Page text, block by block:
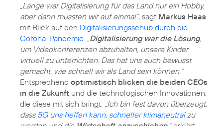
„Lange war Digitalisierung für das Land nur ein Hobby,
aber dann mussten wir auf einmal“, sagt Markus Haas
mit Blick auf den Digitalisierungsschub durch die
Corona-Pandemie. „Digitalisierung war die Lösung,
um Videokonferenzen abzuhalten, unsere Kinder
virtuell zu unterrichten. Das hat uns auch bewusst
gemacht, wie schnell wir als Land sein können.“
Entsprechend optimistisch blicken die beiden CEOs
in die Zukunft und die technologischen Innovationen,
die diese mit sich bringt: „Ich bin fest davon überzeugt,
dass 5G uns helfen kann, schneller klimaneutralzu